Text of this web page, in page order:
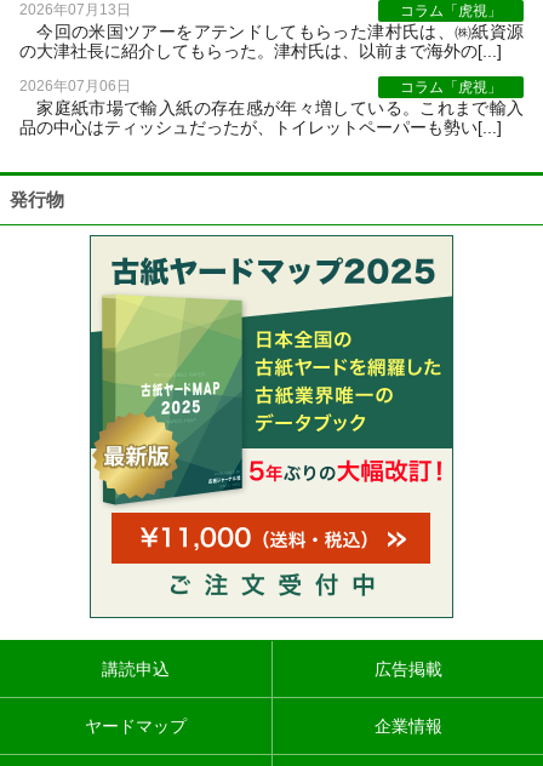
2026年07月13日 コラム「虎視」
今回の米国ツアーをアテンドしてもらった津村氏は、㈱紙資源
の大津社長に紹介してもらった。津村氏は、以前まで海外の[...]
2026年07月06日 コラム「虎視」
家庭紙市場で輸入紙の存在感が年々増している。これまで輸入
品の中心はティッシュだったが、トイレットペーパーも勢い[...]
発行物
講読申込 広告掲載
ヤードマップ 企業情報